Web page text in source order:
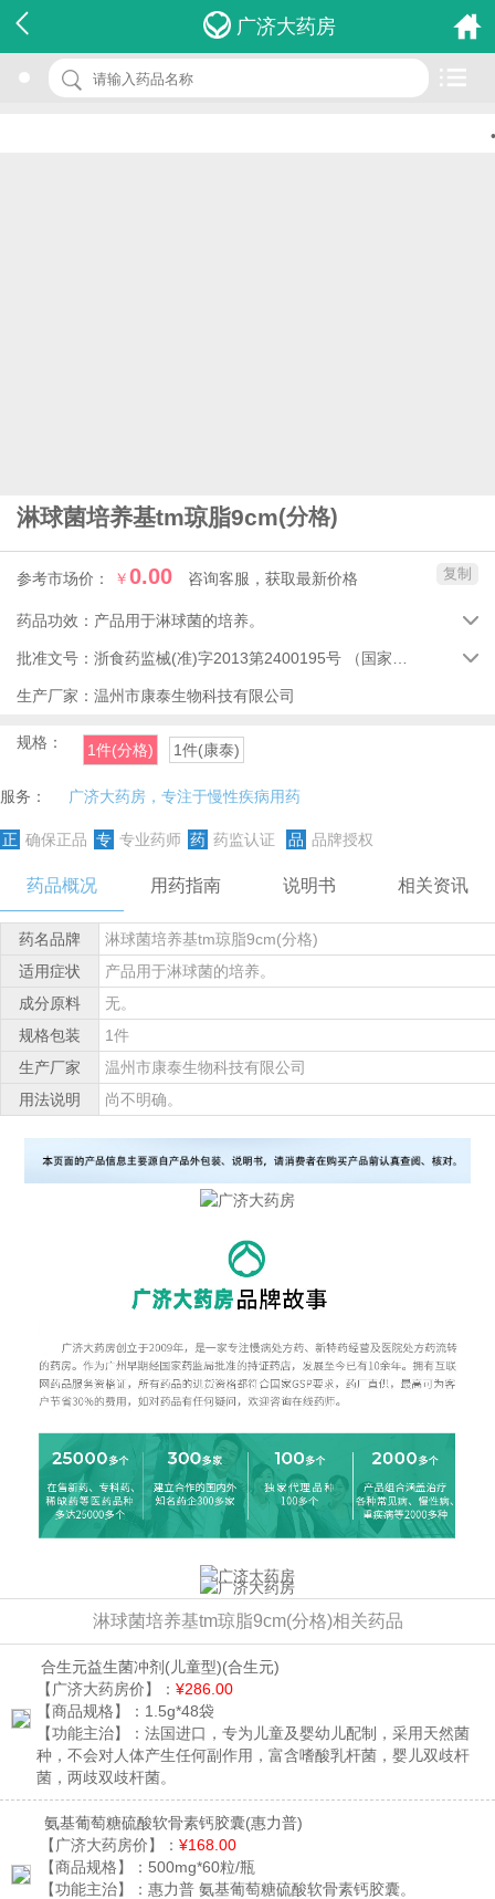
广济大药房
•
淋球菌培养基tm琼脂9cm(分格)
参考市场价： ￥0.00 咨询客服，获取最新价格
名 称：淋球菌培养基tm琼脂9cm
品 牌：(分格)
复制
药品功效： 产品用于淋球菌的培养。 
批准文号： 浙食药监械(准)字2013第2400195号 （国家药品监督管理局） 
生产厂家： 温州市康泰生物科技有限公司
规格： 1件(分格) 1件(康泰)
服务： 广济大药房，专注于慢性疾病用药
正 确保正品 专 专业药师 药 药监认证 品 品牌授权
药品概况 用药指南 说明书 相关资讯
药名品牌
淋球菌培养基tm琼脂9cm(分格)
适用症状
产品用于淋球菌的培养。
成分原料
无。
规格包装
1件
生产厂家
温州市康泰生物科技有限公司
用法说明
尚不明确。
淋球菌培养基tm琼脂9cm(分格)相关药品
合生元益生菌冲剂(儿童型)(合生元)
【广济大药房价】： ¥286.00
【商品规格】： 1.5g*48袋
【功能主治】： 法国进口，专为儿童及婴幼儿配制，采用天然菌
种，不会对人体产生任何副作用，富含嗜酸乳杆菌，婴儿双歧杆
菌，两歧双歧杆菌。
氨基葡萄糖硫酸软骨素钙胶囊(惠力普)
【广济大药房价】： ¥168.00
【商品规格】： 500mg*60粒/瓶
【功能主治】： 惠力普 氨基葡萄糖硫酸软骨素钙胶囊。